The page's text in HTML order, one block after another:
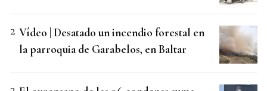
Vídeo | Desatado un incendio forestal en
la parroquia de Garabelos, en Baltar